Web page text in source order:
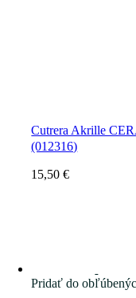
Cutrera Akrille
(012316)
15,50€
Pridať do